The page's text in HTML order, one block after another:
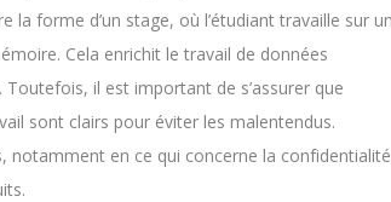
forme d’un stage, où l’étudiant travaille sur
Cela enrichit le travail de données
Toutefois, il est important de s’assurer que
sont clairs pour éviter les malentendus.
notamment en ce qui concerne la confidentialité